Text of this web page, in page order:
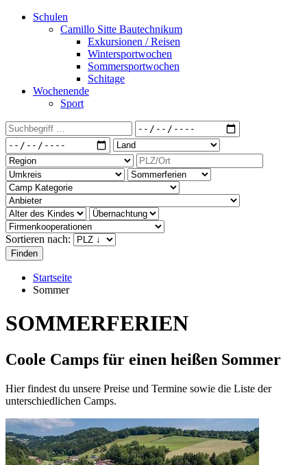
Schulen
Camillo Sitte Bautechnikum
Exkursionen / Reisen
Wintersportwochen
Sommersportwochen
Schitage
Wochenende
Sport
Sortieren nach:
Startseite
Sommer
SOMMERFERIEN
Coole Camps für einen heißen Sommer
Hier findest du unsere Preise und Termine sowie die Liste der
unterschiedlichen Camps.